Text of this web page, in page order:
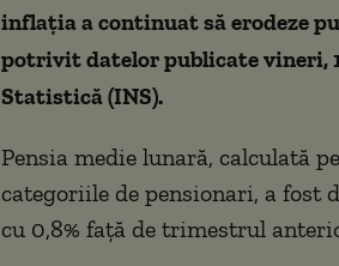
inflația a continuat să erodeze
potrivit datelor publicate vineri,
Statistică (INS).
Pensia medie lunară, calculată
categoriile de pensionari, a fost
cu 0,8% față de trimestrul